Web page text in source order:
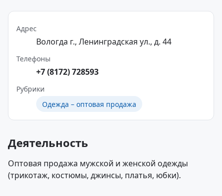
Адрес
Вологда г., Ленинградская ул., д. 44
Телефоны
+7 (8172) 728593
Рубрики
Одежда – оптовая продажа
Деятельность
Оптовая продажа мужской и женской одежды
(трикотаж, костюмы, джинсы, платья, юбки).